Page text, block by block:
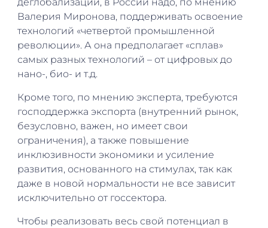
Валерия Миронова, поддерживать освоение
технологий «четвертой промышленной
революции». А она предполагает «сплав»
самых разных технологий – от цифровых до
нано-, био- и т.д.
Кроме того, по мнению эксперта, требуются
господдержка экспорта (внутренний рынок,
безусловно, важен, но имеет свои
ограничения), а также повышение
инклюзивности экономики и усиление
развития, основанного на стимулах, так как
даже в новой нормальности не все зависит
исключительно от госсектора.
Чтобы реализовать весь свой потенциал в